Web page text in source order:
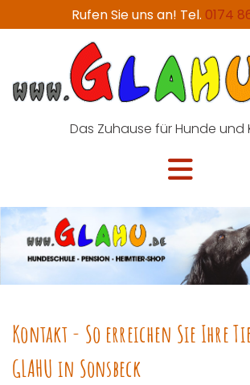
Rufen Sie uns an! Tel. 0174
Das Zuhause für Hunde und
Kontakt - So erreichen Sie Ihre
GLAHU in Sonsbeck